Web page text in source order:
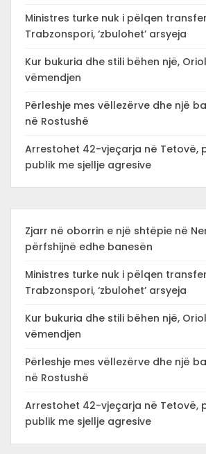
Ministres turke nuk i pëlqen
Trabzonspori, ‘zbulohet’ arsyeja
Kur bukuria dhe stili bëhen një,
vëmendjen
Përleshje mes vëllezërve dhe një
në Rostushë
Arrestohet 42-vjeçarja në Tetovë,
publik me sjellje agresive
Zjarr në oborrin e një shtëpie në
përfshijnë edhe banesën
Ministres turke nuk i pëlqen
Trabzonspori, ‘zbulohet’ arsyeja
Kur bukuria dhe stili bëhen një,
vëmendjen
Përleshje mes vëllezërve dhe një
në Rostushë
Arrestohet 42-vjeçarja në Tetovë,
publik me sjellje agresive